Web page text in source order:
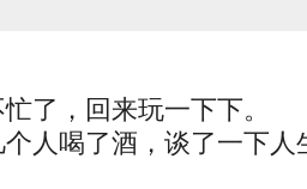
了，回来玩一下下。
人喝了酒，谈了一下人